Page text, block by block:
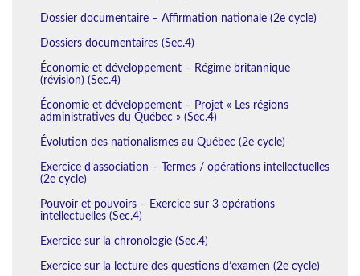
Dossier documentaire – Affirmation nationale (2e cycle)
Dossiers documentaires (Sec.4)
Économie et développement – Régime britannique
(révision) (Sec.4)
Économie et développement – Projet « Les régions
administratives du Québec » (Sec.4)
Évolution des nationalismes au Québec (2e cycle)
Exercice d’association – Termes / opérations intellectuelles
(2e cycle)
Pouvoir et pouvoirs – Exercice sur 3 opérations
intellectuelles (Sec.4)
Exercice sur la chronologie (Sec.4)
Exercice sur la lecture des questions d’examen (2e cycle)